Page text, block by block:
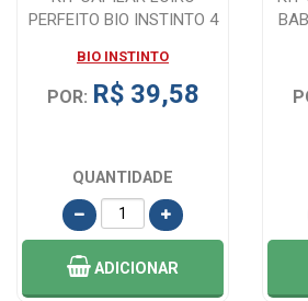
PERFEITO BIO INSTINTO 4
BIO INSTINTO
POR: R$ 39,58
QUANTIDADE
ADICIONAR